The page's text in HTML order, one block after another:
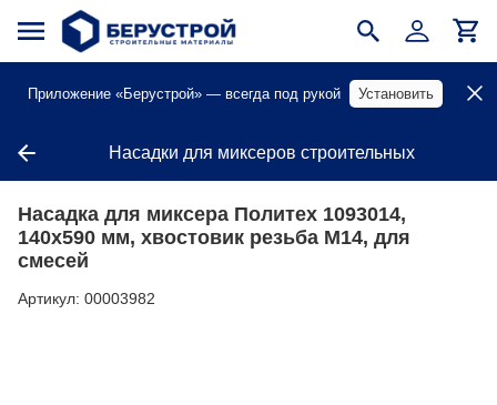
Приложение «Берустрой» — всегда под рукой Установить
Насадки для миксеров строительных
Насадка для миксера Политех 1093014,
140х590 мм, хвостовик резьба М14, для
смесей
Артикул: 00003982